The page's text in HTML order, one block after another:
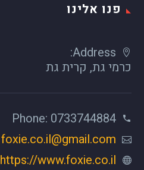
פנו אלינו
Address:
כרמי גת, קרית גת
Phone: 0733744884
foxie.co.il@gmail.com
https://www.foxie.co.il